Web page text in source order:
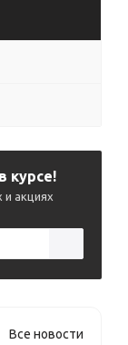
курсе!
и акциях
Все новости